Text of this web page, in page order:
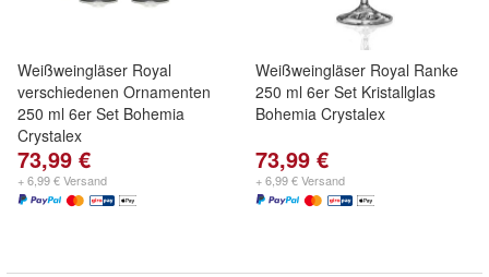
Weißweingläser Royal
verschiedenen Ornamenten
250 ml 6er Set Bohemia
Crystalex
73,99 €
+ 6,99 € Versand
Weißweingläser Royal Ranke
250 ml 6er Set Kristallglas
Bohemia Crystalex
73,99 €
+ 6,99 € Versand